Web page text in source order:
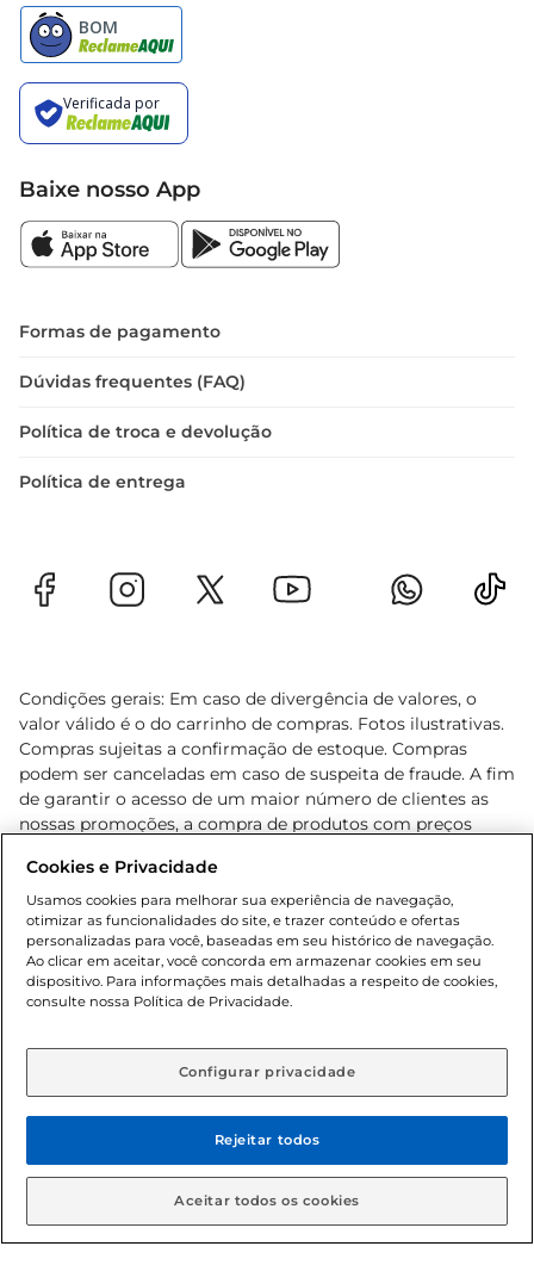
Baixe nosso App
Formas de pagamento
Dúvidas frequentes (FAQ)
Política de troca e devolução
Política de entrega
Condições gerais: Em caso de divergência de valores, o
valor válido é o do carrinho de compras. Fotos ilustrativas.
Compras sujeitas a confirmação de estoque. Compras
podem ser canceladas em caso de suspeita de fraude. A fim
de garantir o acesso de um maior número de clientes as
nossas promoções, a compra de produtos com preços
cliente. Os preços, ofertas e condições são exclusivos para
o e-commerce e válidos durante o dia de hoje, podendo
sofrer alterações sem prévia notificação. Proibida a venda
de bebidas alcoólicas para menores de 18 anos, conforme
Lei n.º 8069/90, art. 81, inciso II (Estatuto da Criança e do
Adolescente). Preços e condições exclusivos para o
aviso prévio. O valor mínimo para as compras on-line é de
© 2026 Copyright. Todos os direitos
reservados Gbarbosa.
Cookies e Privacidade
Usamos cookies para melhorar sua experiência de navegação,
otimizar as funcionalidades do site, e trazer conteúdo e ofertas
personalizadas para você, baseadas em seu histórico de navegação.
Ao clicar em aceitar, você concorda em armazenar cookies em seu
dispositivo. Para informações mais detalhadas a respeito de cookies,
consulte nossa Política de Privacidade.
Configurar privacidade
Rejeitar todos
Aceitar todos os cookies